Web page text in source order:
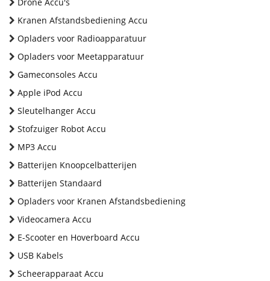
Kranen Afstandsbediening Accu
Opladers voor Radioapparatuur
Opladers voor Meetapparatuur
Gameconsoles Accu
Apple iPod Accu
Sleutelhanger Accu
Stofzuiger Robot Accu
MP3 Accu
Batterijen Knoopcelbatterijen
Batterijen Standaard
Opladers voor Kranen Afstandsbediening
Videocamera Accu
E-Scooter en Hoverboard Accu
USB Kabels
Scheerapparaat Accu